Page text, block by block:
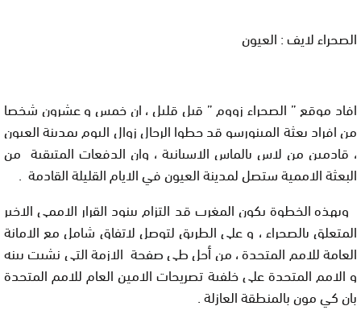
الصحراء لايف : العيون
افاد موقع ” الصحراء زووم ” قبل قليل ، ان خمس و عشرون شخصا
من افراد بعثة المينورسو قد حطوا الرحال زوال اليوم بمدينة العيون
، قادمين من لاس بالماس الاسبانية ، وان الدفعات المتبقية من
البعثة الاممية ستصل لمدينة العيون في الايام القليلة القادمة .
وبهذه الخطوة يكون المغرب قد التزام ببنود القرار الاممي الاخير
المتعلق بالصحراء ، و على الطريق لتوصل لاتفاق شامل مع الامانة
العامة للامم المتحدة ، من أجل طي صفحة الازمة التي نشبت بينه
و الامم المتحدة على خلفية تصريحات الامين العام للامم المتحدة
بان كي مون بالمنطقة العازلة.